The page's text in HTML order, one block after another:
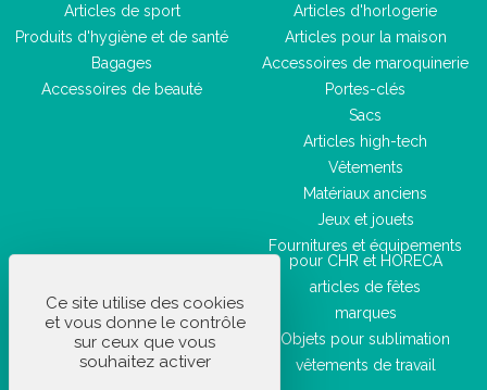
Articles de sport
Produits d'hygiène et de santé
Bagages
Accessoires de beauté
Articles d'horlogerie
Articles pour la maison
Accessoires de maroquinerie
Portes-clés
Sacs
Articles high-tech
Vêtements
Matériaux anciens
Jeux et jouets
Fournitures et équipements
pour CHR et HORECA
articles de fêtes
marques
Objets pour sublimation
vêtements de travail
Ce site utilise des cookies
et vous donne le contrôle
sur ceux que vous
souhaitez activer